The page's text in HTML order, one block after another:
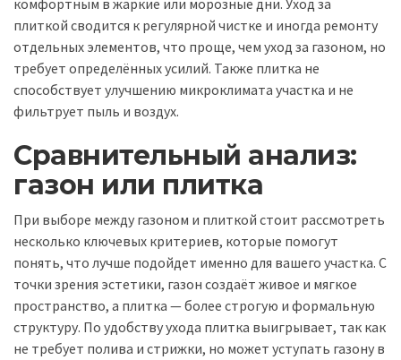
плиткой сводится к регулярной чистке и иногда ремонту
отдельных элементов, что проще, чем уход за газоном, но
требует определённых усилий. Также плитка не
способствует улучшению микроклимата участка и не
фильтрует пыль и воздух.
Сравнительный анализ:
газон или плитка
При выборе между газоном и плиткой стоит рассмотреть
несколько ключевых критериев, которые помогут
понять, что лучше подойдет именно для вашего участка. С
точки зрения эстетики, газон создаёт живое и мягкое
пространство, а плитка — более строгую и формальную
структуру. По удобству ухода плитка выигрывает, так как
не требует полива и стрижки, но может уступать газону в